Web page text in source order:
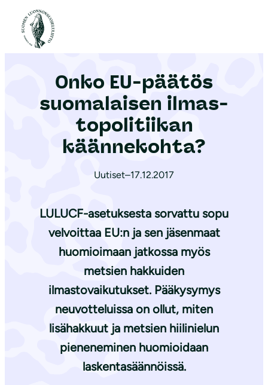
Etusivu
Onko EU-päätös
suomalaisen il­mas­
to­po­li­tii­kan
käännekohta?
Uutiset–17.12.2017
LULUCF-asetuksesta sorvattu sopu
velvoittaa EU:n ja sen jäsenmaat
huomioimaan jatkossa myös
metsien hakkuiden
ilmastovaikutukset. Pääkysymys
neuvotteluissa on ollut, miten
lisähakkuut ja metsien hiilinielun
pieneneminen huomioidaan
laskentasäännöissä.